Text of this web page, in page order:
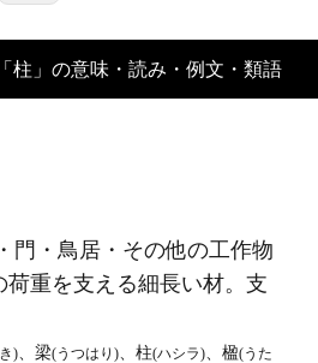
「柱」の意味・読み・例文・類語
門・鳥居・その他の工作物
荷重を支える細長い材。支
) 、梁(うつはり) 、柱(ハシラ) 、楹(うた